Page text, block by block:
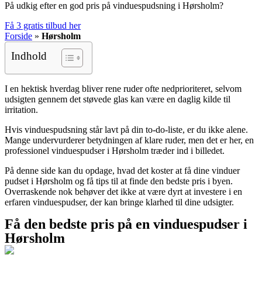
På udkig efter en god pris på vinduespudsning i Hørsholm?
Få 3 gratis tilbud her
Forside » Hørsholm
Indhold
I en hektisk hverdag bliver rene ruder ofte nedprioriteret, selvom
udsigten gennem det støvede glas kan være en daglig kilde til
irritation.
Hvis vinduespudsning står lavt på din to-do-liste, er du ikke alene.
Mange undervurderer betydningen af klare ruder, men det er her, en
professionel vinduespudser i Hørsholm træder ind i billedet.
På denne side kan du opdage, hvad det koster at få dine vinduer
pudset i Hørsholm og få tips til at finde den bedste pris i byen.
Overraskende nok behøver det ikke at være dyrt at investere i en
erfaren vinduespudser, der kan bringe klarhed til dine udsigter.
Få den bedste pris på en vinduespudser i
Hørsholm